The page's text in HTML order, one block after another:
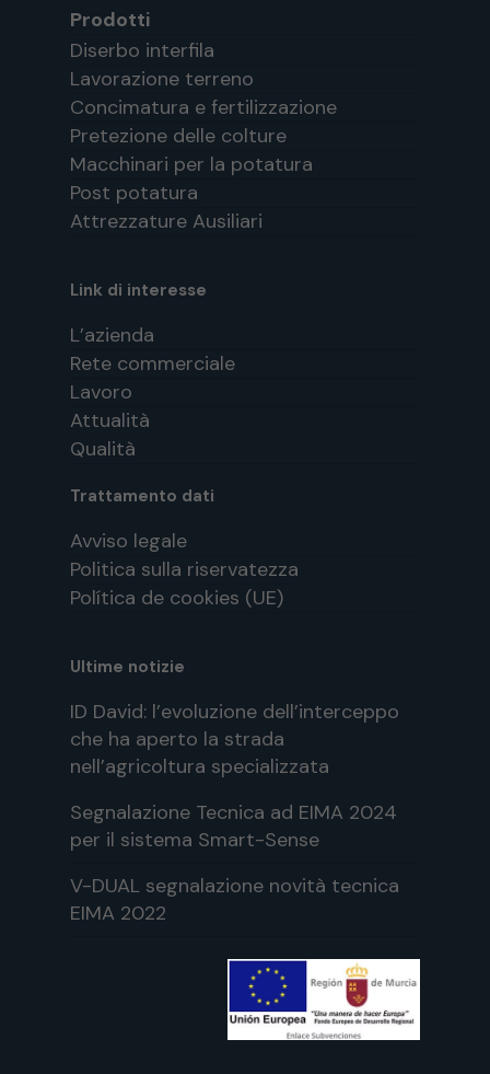
Prodotti
Diserbo interfila
Lavorazione terreno
Concimatura e fertilizzazione
Pretezione delle colture
Macchinari per la potatura
Post potatura
Attrezzature Ausiliari
Link di interesse
L’azienda
Rete commerciale
Lavoro
Attualità
Qualità
Trattamento dati
Avviso legale
Politica sulla riservatezza
Política de cookies (UE)
Ultime notizie
ID David: l’evoluzione dell’interceppo
che ha aperto la strada
nell’agricoltura specializzata
Segnalazione Tecnica ad EIMA 2024
per il sistema Smart-Sense
V-DUAL segnalazione novità tecnica
EIMA 2022